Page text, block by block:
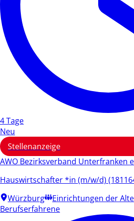
4 Tage
Neu
Stellenanzeige
AWO Bezirksverband Unterfranken
Hauswirtschafter *in (m/w/d)
Würzburg
Einrichtungen der
Berufserfahrene